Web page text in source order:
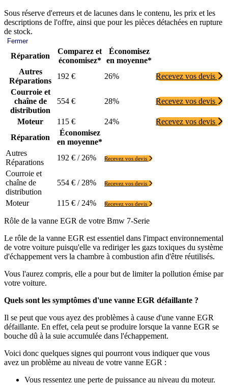
Sous réserve d'erreurs et de lacunes dans le contenu, les prix et les
descriptions de l'offre, ainsi que pour les pièces détachées en rupture
de stock.
Fermer
Réparation
Comparez et
économisez*
Économisez
en moyenne*
Autres
Réparations
192 € 26%
Recevez vos devis
Courroie et
chaîne de
distribution
554 € 28% Recevez vos devis
Moteur 115 € 24%
Recevez vos devis
Réparation
Économisez
en moyenne*
Autres
Réparations
192 € / 26% Recevez vos devis
Courroie et
chaîne de
distribution
554 € / 28% Recevez vos devis
Moteur 115 € / 24% Recevez vos devis
Rôle de la vanne EGR de votre Bmw 7-Serie
Le rôle de la vanne EGR est essentiel dans l'impact environnemental
de votre voiture puisqu'elle va rediriger les gazs toxiques du système
d'échappement vers la chambre à combustion afin d'être réutilisés.
Vous l'aurez compris, elle a pour but de limiter la pollution émise par
votre voiture.
Quels sont les symptômes d'une vanne EGR défaillante ?
Il se peut que vous ayez des problèmes à cause d'une vanne EGR
défaillante. En effet, cela peut se produire lorsque la vanne EGR se
bouche dû à la suie accumulée dans l'échappement.
Voici donc quelques signes qui pourront vous indiquer que vous
avez un problème au niveau de votre vanne EGR :
Vous ressentez une perte de puissance au niveau du moteur.